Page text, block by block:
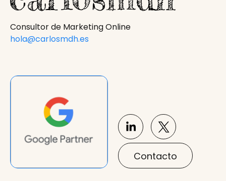
Consultor de Marketing Online
hola@carlosmdh.es
Contacto